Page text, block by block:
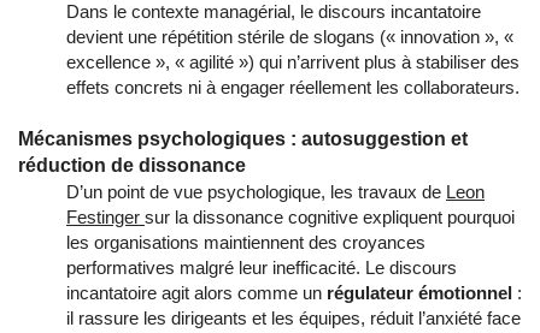
Dans le contexte managérial, le discours incantatoire
devient une répétition stérile de slogans (« innovation », «
excellence », « agilité ») qui n’arrivent plus à stabiliser des
effets concrets ni à engager réellement les collaborateurs.
Mécanismes psychologiques : autosuggestion et
réduction de dissonance
D’un point de vue psychologique, les travaux de Leon
Festinger sur la dissonance cognitive expliquent pourquoi
les organisations maintiennent des croyances
performatives malgré leur inefficacité. Le discours
incantatoire agit alors comme un régulateur émotionnel :
il rassure les dirigeants et les équipes, réduit l’anxiété face